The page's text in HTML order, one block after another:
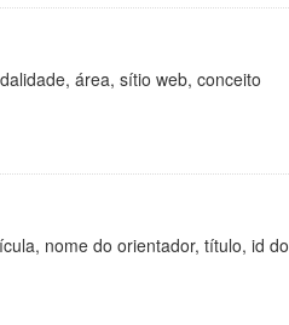
área, sítio web, conceito
nome do orientador, título, id do